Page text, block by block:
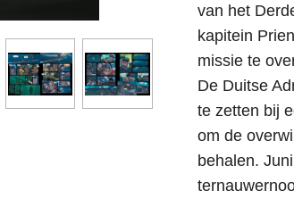
van het
kapitein
missie te
De Duitse
te zetten bij
om de
behalen.